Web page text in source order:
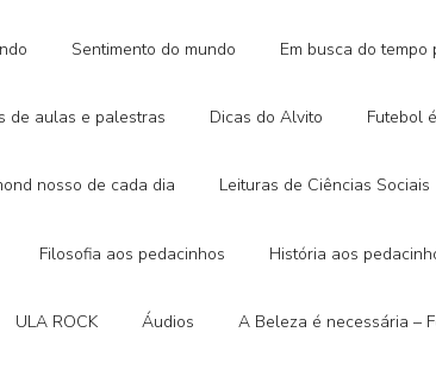
Sentimento do mundo Em busca do
de aulas e palestras Dicas do Alvito Futebol
nosso de cada dia Leituras de Ciências Sociais
Filosofia aos pedacinhos História aos
ULA ROCK Áudios A Beleza é necessária –